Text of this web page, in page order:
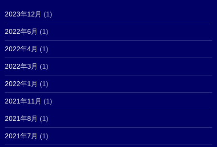
2023年12月 (1)
2022年6月 (1)
2022年4月 (1)
2022年3月 (1)
2022年1月 (1)
2021年11月 (1)
2021年8月 (1)
2021年7月 (1)